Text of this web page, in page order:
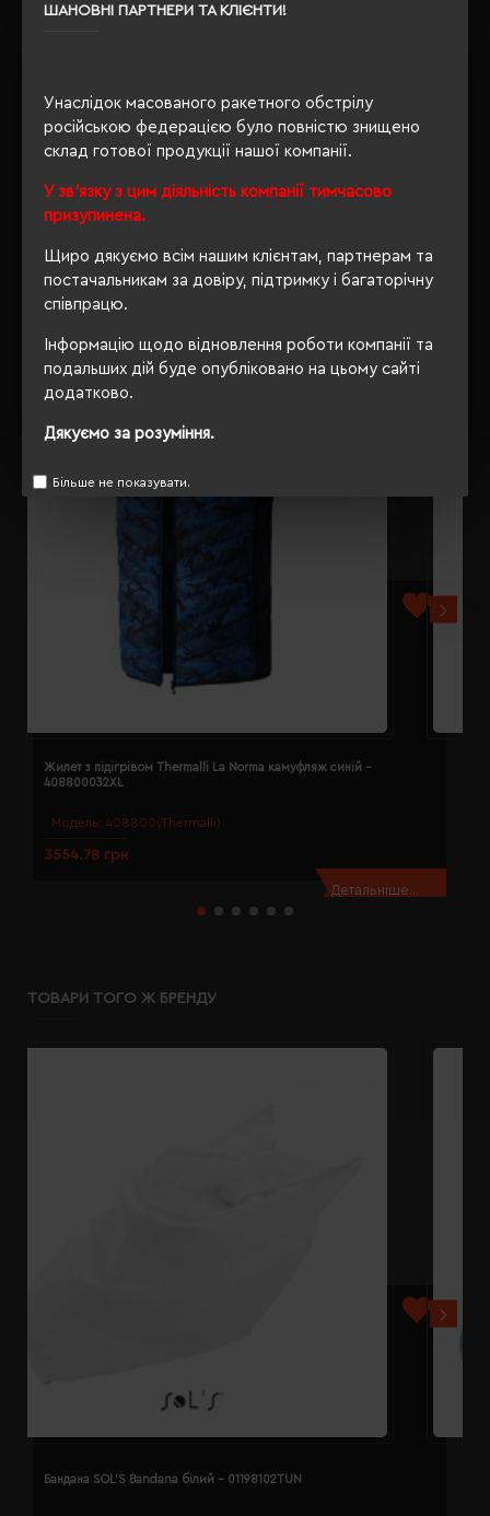
ШАНОВНІ ПАРТНЕРИ ТА КЛІЄНТИ!
Унаслідок масованого ракетного обстрілу
російською федерацією було повністю знищено
склад готової продукції нашої компанії.
У зв'язку з цим діяльність компанії тимчасово
призупинена.
Щиро дякуємо всім нашим клієнтам, партнерам та
постачальникам за довіру, підтримку і багаторічну
співпрацю.
Інформацію щодо відновлення роботи компанії та
подальших дій буде опубліковано на цьому сайті
додатково.
Дякуємо за розуміння.
Більше не показувати.
Утеплення з
ні
ОПИС
РЕКОМЕНДУЄМО
Модель: 408800(Thermalli)
Жилет з підігрівом Thermalli La Norma камуфляж синій -
408800032XL
3554.78 грн
Детальніше...
ТОВАРИ ТОГО Ж БРЕНДУ
Бандана SOL'S Bandana білий - 01198102TUN